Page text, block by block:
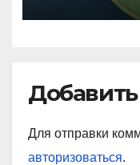
Для отправки
авторизоваться.